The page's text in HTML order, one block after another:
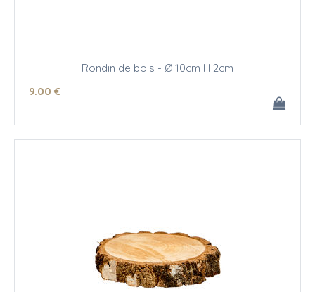
Rondin de bois - Ø 10cm H 2cm
9.00 €